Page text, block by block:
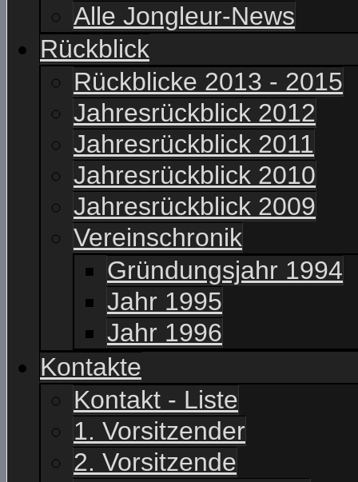
Alle Jongleur-News
Rückblick
Rückblicke 2013 - 2015
Jahresrückblick 2012
Jahresrückblick 2011
Jahresrückblick 2010
Jahresrückblick 2009
Vereinschronik
Gründungsjahr 1994
Jahr 1995
Jahr 1996
Kontakte
Kontakt - Liste
1. Vorsitzender
2. Vorsitzende